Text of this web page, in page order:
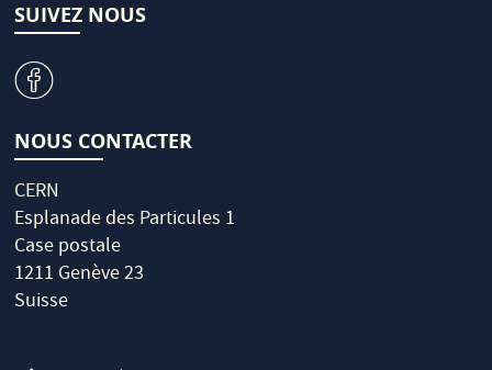
SUIVEZ NOUS
v
NOUS CONTACTER
CERN
Esplanade des Particules 1
Case postale
1211 Genève 23
Suisse